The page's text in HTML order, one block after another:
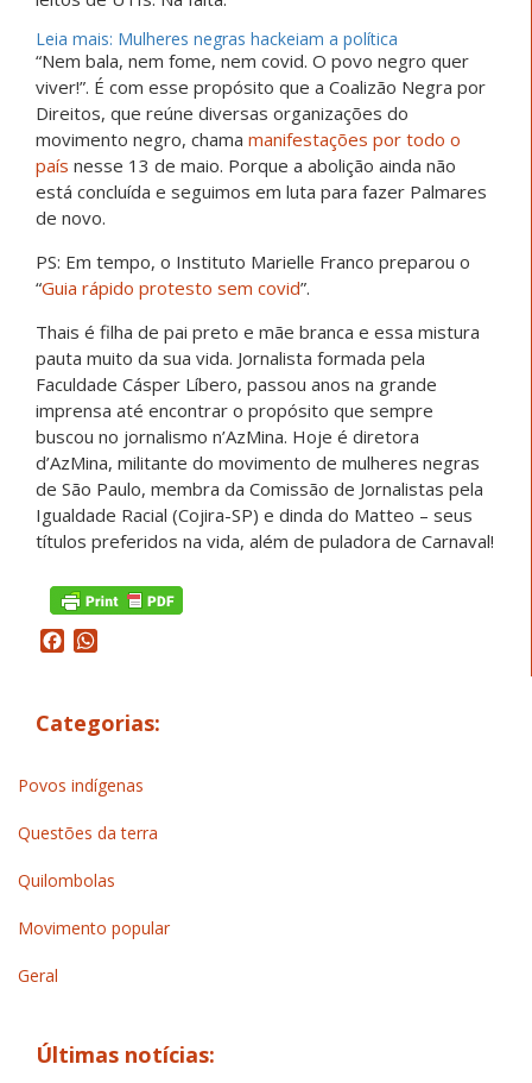
Leia mais: Mulheres negras hackeiam a política
“Nem bala, nem fome, nem covid. O povo negro quer
viver!”. É com esse propósito que a Coalizão Negra por
Direitos, que reúne diversas organizações do
movimento negro, chama manifestações por todo o
país nesse 13 de maio. Porque a abolição ainda não
está concluída e seguimos em luta para fazer Palmares
de novo.
PS: Em tempo, o Instituto Marielle Franco preparou o
“Guia rápido protesto sem covid”.
Thais é filha de pai preto e mãe branca e essa mistura
pauta muito da sua vida. Jornalista formada pela
Faculdade Cásper Líbero, passou anos na grande
imprensa até encontrar o propósito que sempre
buscou no jornalismo n’AzMina. Hoje é diretora
d’AzMina, militante do movimento de mulheres negras
de São Paulo, membra da Comissão de Jornalistas pela
Igualdade Racial (Cojira-SP) e dinda do Matteo – seus
títulos preferidos na vida, além de puladora de Carnaval!
Facebook
Categorias:
Povos indígenas
Questões da terra
Quilombolas
Movimento popular
Geral
Últimas notícias: